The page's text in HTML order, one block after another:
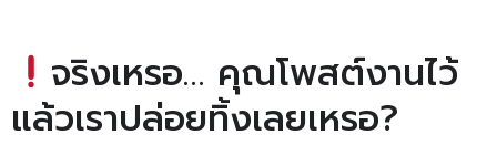
จริงเหรอ… คุณโพสต์งานไว้
แล้วเราปล่อยทิ้งเลยเหรอ?